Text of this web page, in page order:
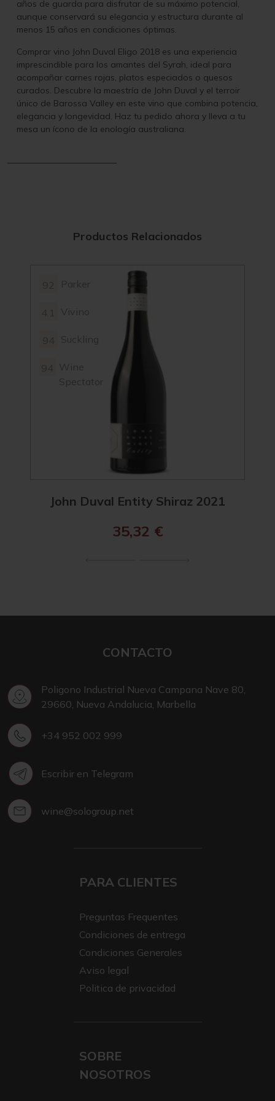
años de guarda para disfrutar de su máximo potencial,
aunque conservará su elegancia y estructura durante al
menos 15 años en condiciones óptimas.
Comprar vino John Duval Eligo 2018 es una experiencia
imprescindible para los amantes del Syrah, ideal para
acompañar carnes rojas, platos especiados o quesos
curados. Descubre la maestría de John Duval y el terroir
único de Barossa Valley en este vino que combina potencia,
elegancia y longevidad. Haz tu pedido ahora y lleva a tu
mesa un ícono de la enología australiana.
Productos Relacionados
Parker
Vivino
Suckling
Wine
Spectator
John Duval Entity Shiraz 2021
35,32 €
CONTACTO
Poligono Industrial Nueva Campana Nave 80,
29660, Nueva Andalucia, Marbella
+34 952 002 999
Escribir en Telegram
wine@sologroup.net
PARA CLIENTES
Preguntas Frequentes
Condiciones de entrega
Condiciones Generales
Aviso legal
Politica de privacidad
SOBRE
NOSOTROS